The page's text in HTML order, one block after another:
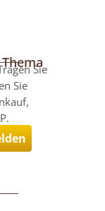
Sie
Sie